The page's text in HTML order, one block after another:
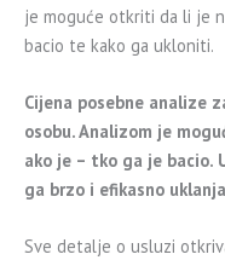
je moguće otkriti da li je
bacio te kako ga ukloniti.
Cijena posebne analize
osobu. Analizom je
ako je – tko ga je bacio.
ga brzo i efikasno
Sve detalje o usluzi